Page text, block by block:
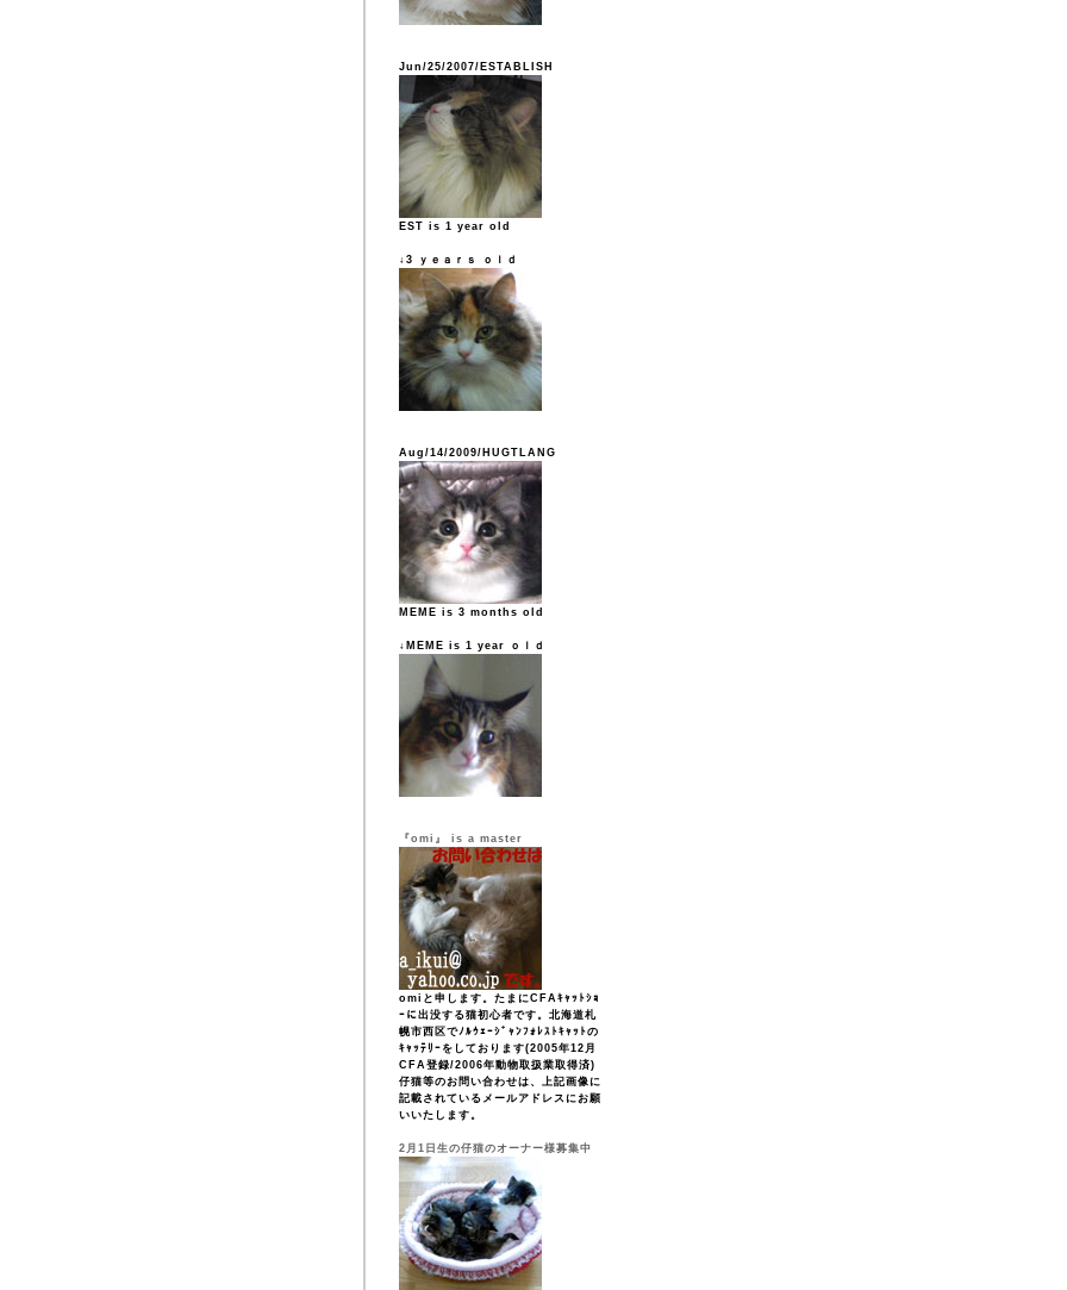
Jun/25/2007/ESTABLISH
EST is 1 year old
↓3 ｙｅａｒｓ ｏｌｄ
Aug/14/2009/HUGTLANG
MEME is 3 months old
↓MEME is 1 year ｏｌｄ
『omi』 is a master
omiと申します。たまにCFAｷｬｯﾄｼｮ
ｰに出没する猫初心者です。北海道札
幌市西区でﾉﾙｳｪｰｼﾞｬﾝﾌｫﾚｽﾄｷｬｯﾄの
ｷｬｯﾃﾘｰをしております(2005年12月
CFA登録/2006年動物取扱業取得済)
仔猫等のお問い合わせは、上記画像に
記載されているメールアドレスにお願
いいたします。
2月1日生の仔猫のオーナー様募集中